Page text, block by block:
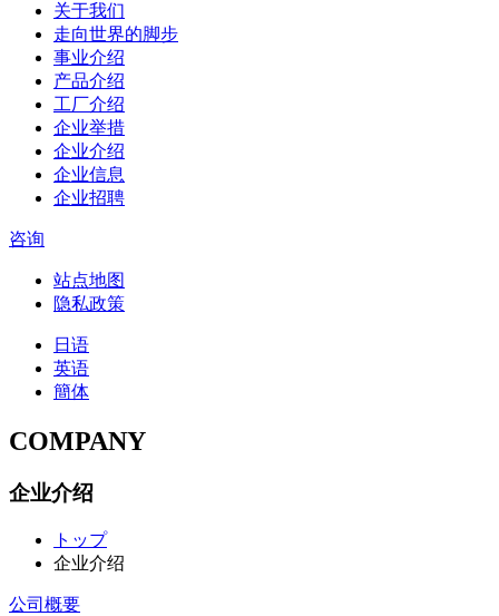
关于我们
走向世界的脚步
事业介绍
产品介绍
工厂介绍
企业举措
企业介绍
企业信息
企业招聘
咨询
站点地图
隐私政策
日语
英语
簡体
COMPANY
企业介绍
トップ
企业介绍
公司概要